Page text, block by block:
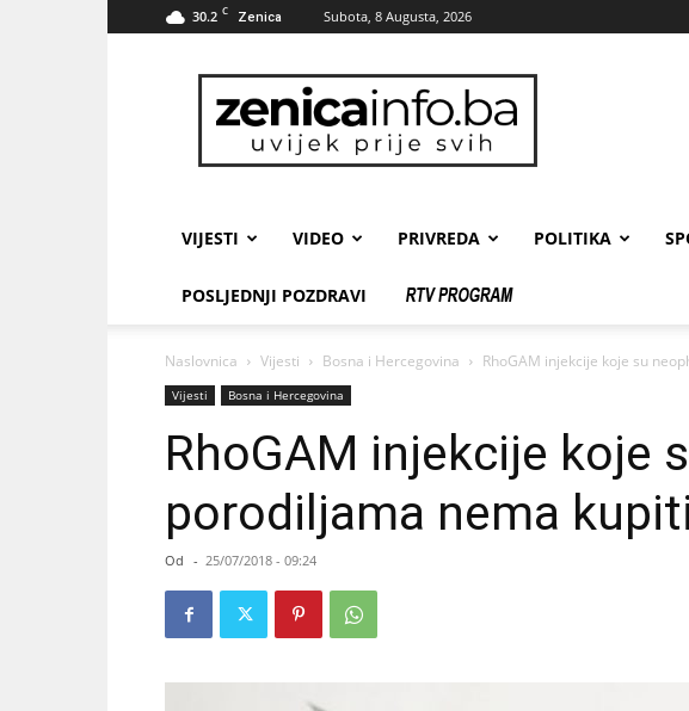
30.2 C Zenica Subota, 8 Augusta, 2026
zenicainfo.ba
VIJESTI VIDEO PRIVREDA POLITIKA
POSLJEDNJI POZDRAVI
Naslovnica Vijesti Bosna i Hercegovina RhoGAM injekcije koje su
Vijesti Bosna i Hercegovina
RhoGAM injekcije koje
porodiljama nema
Od - 25/07/2018 - 09:24